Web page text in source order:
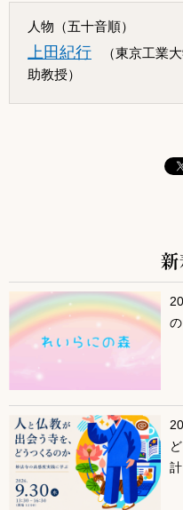
人物（五十音順）
上田紀行
（東京工業
助教授）
サブコンテンツ